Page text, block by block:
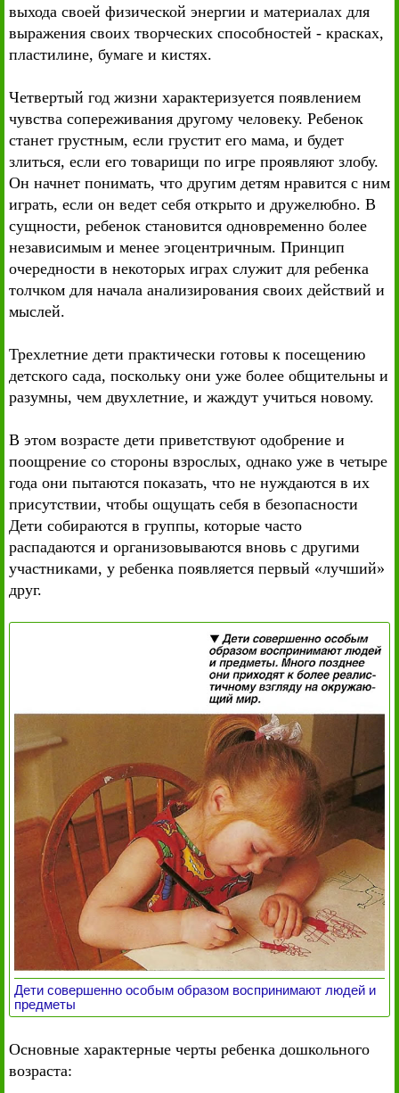
выхода своей физической энергии и материалах для
выражения своих творческих способностей - красках,
пластилине, бумаге и кистях.
Четвертый год жизни характеризуется появлением
чувства сопереживания другому человеку. Ребенок
станет грустным, если грустит его мама, и будет
злиться, если его товарищи по игре проявляют злобу.
Он начнет понимать, что другим детям нравится с ним
играть, если он ведет себя открыто и дружелюбно. В
сущности, ребенок становится одновременно более
независимым и менее эгоцентричным. Принцип
очередности в некоторых играх служит для ребенка
толчком для начала анализирования своих действий и
мыслей.
Трехлетние дети практически готовы к посещению
детского сада, поскольку они уже более общительны и
разумны, чем двухлетние, и жаждут учиться новому.
В этом возрасте дети приветствуют одобрение и
поощрение со стороны взрослых, однако уже в четыре
года они пытаются показать, что не нуждаются в их
присутствии, чтобы ощущать себя в безопасности
Дети собираются в группы, которые часто
распадаются и организовываются вновь с другими
участниками, у ребенка появляется первый «лучший»
друг.
Дети совершенно особым образом воспринимают людей и
предметы
Основные характерные черты ребенка дошкольного
возраста: